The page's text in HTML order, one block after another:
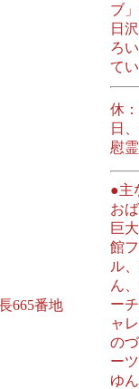
ブ
日
ろ
て
休
日
慰
665番地
●主
お
巨
館
ル
ん
ー
ャ
の
ー
ゆ